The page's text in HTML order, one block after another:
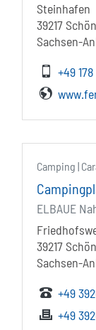
Steinhafen
39217
Sachsen-
+49
Camping |
ELBAUE
39217
Sachsen-
+49
+49